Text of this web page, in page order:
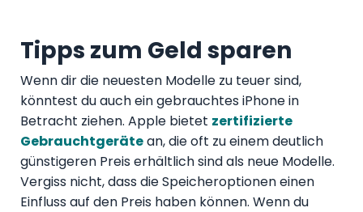
Tipps zum Geld sparen
Wenn dir die neuesten Modelle zu teuer sind,
könntest du auch ein gebrauchtes iPhone in
Betracht ziehen. Apple bietet zertifizierte
Gebrauchtgerätean, die oft zu einem deutlich
günstigeren Preis erhältlich sind als neue Modelle.
Vergiss nicht, dass die Speicheroptionen einen
Einfluss auf den Preis haben können. Wenn du